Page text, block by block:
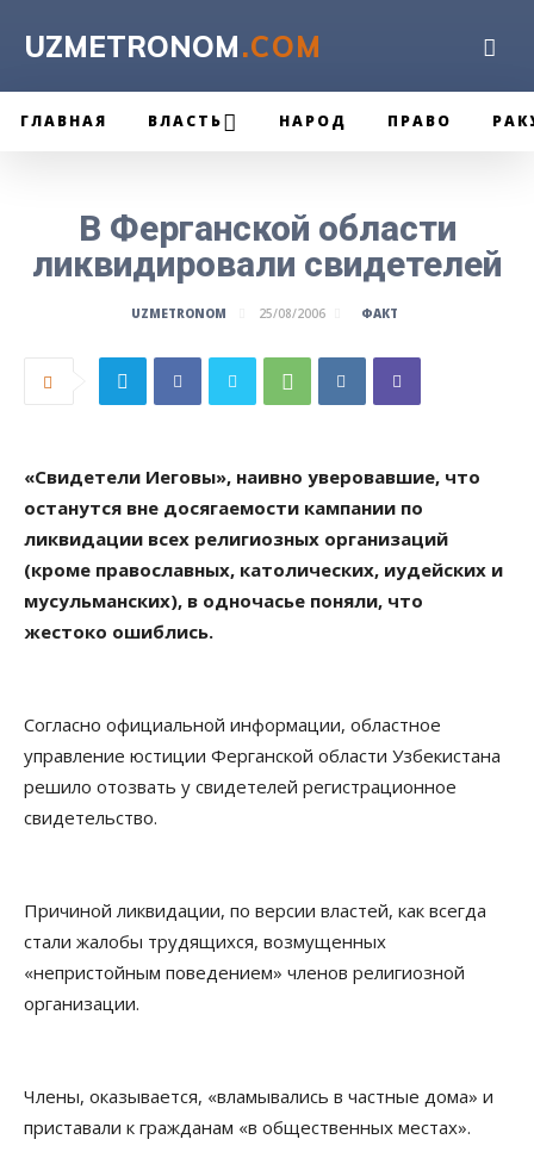
UZMETRONOM.COM
ГЛАВНАЯ ВЛАСТЬ НАРОД ПРАВО
В Ферганской области
ликвидировали свидетелей
UZMETRONOM 25/08/2006 ФАКТ
«Свидетели Иеговы», наивно уверовавшие, что
останутся вне досягаемости кампании по
ликвидации всех религиозных организаций
(кроме православных, католических, иудейских и
мусульманских), в одночасье поняли, что
жестоко ошиблись.
Согласно официальной информации, областное
управление юстиции Ферганской области Узбекистана
решило отозвать у свидетелей регистрационное
свидетельство.
Причиной ликвидации, по версии властей, как всегда
стали жалобы трудящихся, возмущенных
«непристойным поведением» членов религиозной
организации.
Члены, оказывается, «вламывались в частные дома» и
приставали к гражданам «в общественных местах».